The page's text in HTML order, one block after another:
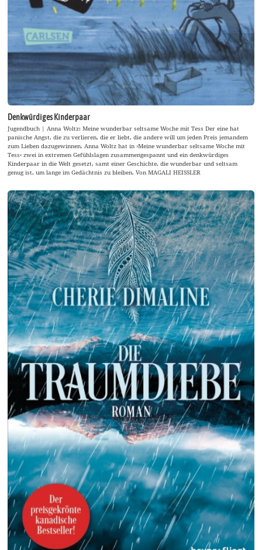
Denkwürdiges Kinderpaar
Jugendbuch | Anna Woltz: Meine wunderbar seltsame Woche mit Tess Der eine hat
panische Angst, die zu verlieren, die er liebt, die andere will um jeden Preis jemandem
zum Lieben dazugewinnen. Anna Woltz hat in ›Meine wunderbar seltsame Woche mit
Tess‹ zwei in extremen Gefühlslagen zusammengespannt und ein denkwürdiges
Kinderpaar in die Welt gesetzt, samt einer Geschichte, die wunderbar und seltsam
genug ist, um lange im Gedächtnis zu bleiben. Von MAGALI HEISSLER